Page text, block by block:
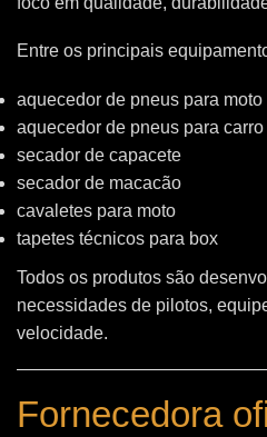
Entre os principais
aquecedor de pneus para moto
aquecedor de pneus para carro
secador de capacete
secador de macacão
cavaletes para moto
tapetes técnicos para box
Todos os produtos são
necessidades de pilotos,
velocidade.
Fornecedora